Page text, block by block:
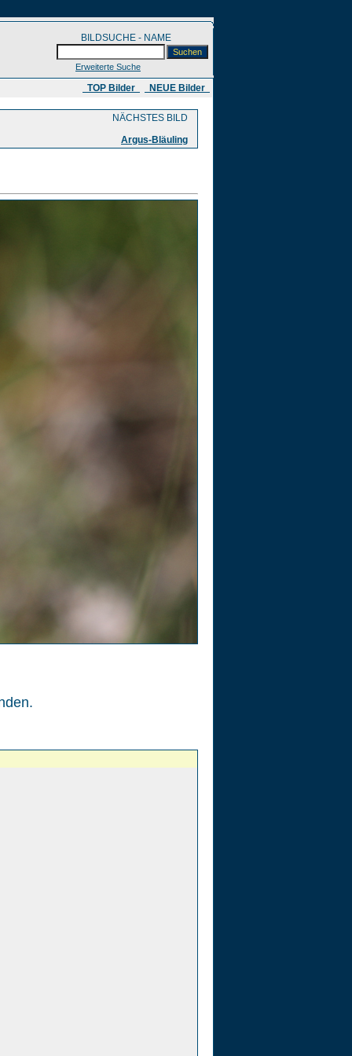
BILDSUCHE - NAME
Erweiterte Suche
​ TOP Bilder NEUE Bilder
NÄCHSTES BILD
Argus-Bläuling